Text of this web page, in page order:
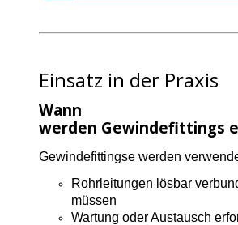
Einsatz in der Praxis
Wann
werden Gewindefittings
Gewindefittingse werden
Rohrleitungen lösbar
müssen
Wartung oder Austausch